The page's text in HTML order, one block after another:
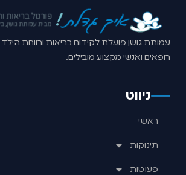
עמותת גושן פועלת לקידום בריאות ורווחת הילד
רופאים ואנשי מקצוע מובילים.
ניווט
ראשי
תינוקות
פעוטות